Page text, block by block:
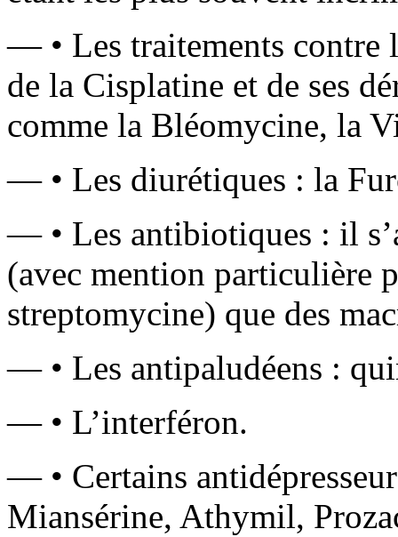
— • Les traitements contre
de la Cisplatine et de ses
comme la Bléomycine, la
— • Les diurétiques : la
— • Les antibiotiques : il
(avec mention particulière
streptomycine) que des
— • Les antipaludéens :
— • L’interféron.
— • Certains
Miansérine, Athymil,